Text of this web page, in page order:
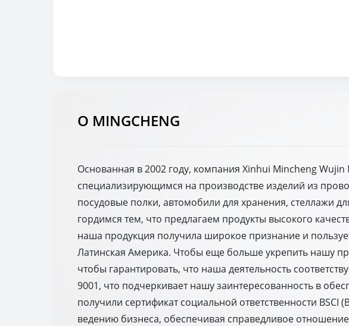
О MINGCHENG
Основанная в 2002 году, компания Xinhui Mincheng
специализирующимся на производстве изделий из
посудовые полки, автомобили для хранения, стеллажи
гордимся тем, что предлагаем продукты высокого
наша продукция получила широкое признание и
Латинская Америка. Чтобы еще больше укрепить нашу
чтобы гарантировать, что наша деятельность
9001, что подчеркивает нашу заинтересованность в
получили сертификат социальной ответственности
ведению бизнеса, обеспечивая справедливое